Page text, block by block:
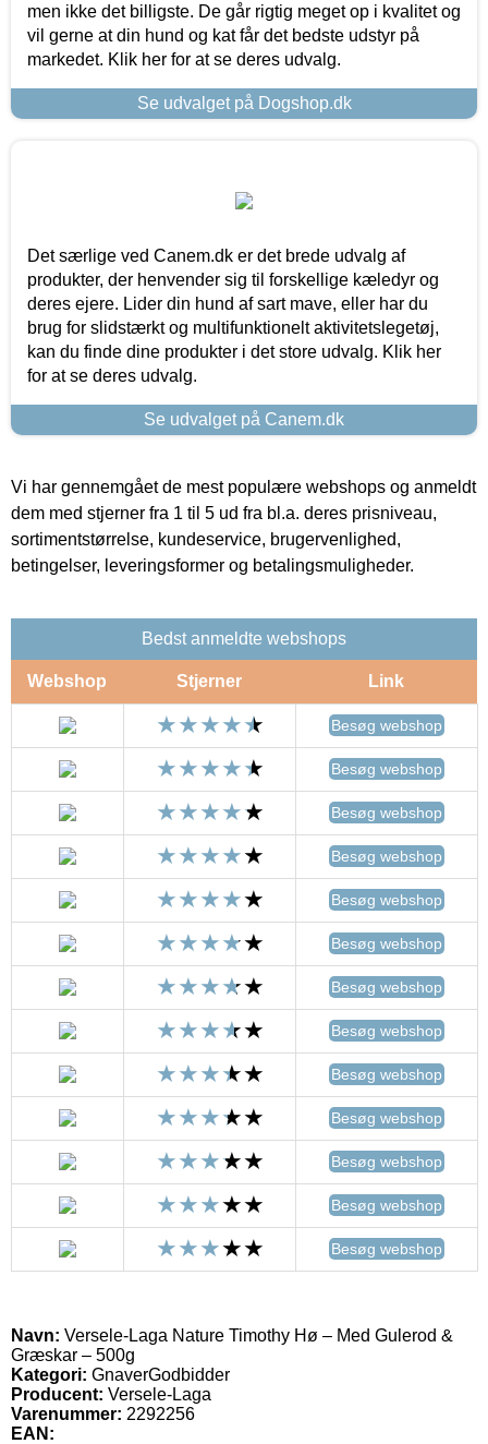
men ikke det billigste. De går rigtig meget op i kvalitet og
vil gerne at din hund og kat får det bedste udstyr på
markedet. Klik her for at se deres udvalg.
Se udvalget på Dogshop.dk
Det særlige ved Canem.dk er det brede udvalg af
produkter, der henvender sig til forskellige kæledyr og
deres ejere. Lider din hund af sart mave, eller har du
brug for slidstærkt og multifunktionelt aktivitetslegetøj,
kan du finde dine produkter i det store udvalg. Klik her
for at se deres udvalg.
Se udvalget på Canem.dk
Vi har gennemgået de mest populære webshops og anmeldt
dem med stjerner fra 1 til 5 ud fra bl.a. deres prisniveau,
sortimentstørrelse, kundeservice, brugervenlighed,
betingelser, leveringsformer og betalingsmuligheder.
Bedst anmeldte webshops
Webshop Stjerner Link
Besøg webshop
Besøg webshop
Besøg webshop
Besøg webshop
Besøg webshop
Besøg webshop
Besøg webshop
Besøg webshop
Besøg webshop
Besøg webshop
Besøg webshop
Besøg webshop
Besøg webshop
Navn: Versele-Laga Nature Timothy Hø – Med Gulerod &
Græskar – 500g
Kategori: GnaverGodbidder
Producent: Versele-Laga
Varenummer: 2292256
EAN: